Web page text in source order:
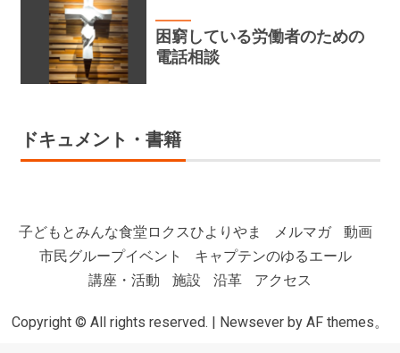
困窮している労働者のための
電話相談
ドキュメント・書籍
子どもとみんな食堂ロクスひよりやま メルマガ
動画
市民グループイベント
キャプテンのゆるエール
講座・活動
施設 沿革 アクセス
Copyright © All rights reserved. Newsever by AF themes。